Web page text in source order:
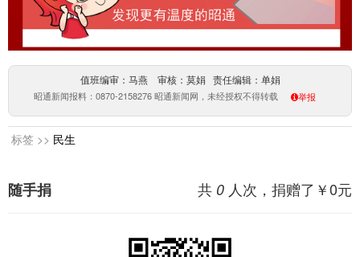
值班编审：马燕 审核：莫娟 责任编辑：单娟
昭通新闻报料：0870-2158276 昭通新闻网，未经授权不得转载 举报
标签 >> 民生
共 0 人次，捐赠了￥0元
随手捐